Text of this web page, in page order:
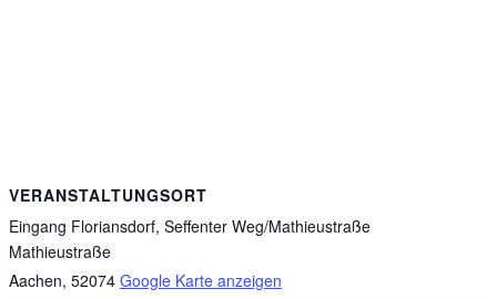
VERANSTALTUNGSORT
Eingang Floriansdorf, Seffenter Weg/Mathieustraße
Mathieustraße
Aachen, 52074 Google Karte anzeigen